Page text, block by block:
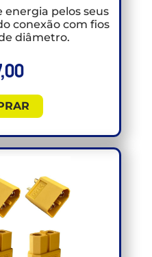
energia pelos seus
conexão com fios
diâmetro.